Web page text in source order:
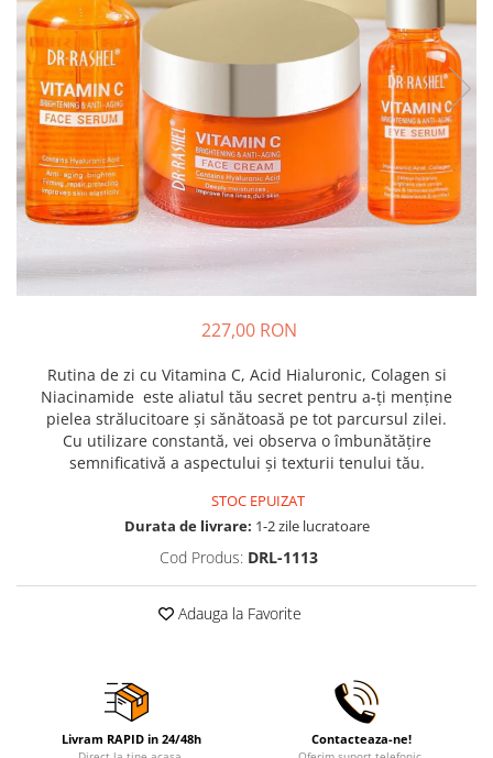
227,00 RON
Rutina de zi cu Vitamina C, Acid Hialuronic, Colagen si
Niacinamide este aliatul tău secret pentru a-ți menține
pielea strălucitoare și sănătoasă pe tot parcursul zilei.
Cu utilizare constantă, vei observa o îmbunătățire
semnificativă a aspectului și texturii tenului tău.
STOC EPUIZAT
Durata de livrare: 1-2 zile lucratoare
Cod Produs: DRL-1113
Adauga la Favorite
Livram RAPID in 24/48h Contacteaza-ne!